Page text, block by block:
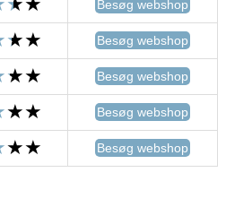
Besøg webshop
Besøg webshop
Besøg webshop
Besøg webshop
Besøg webshop